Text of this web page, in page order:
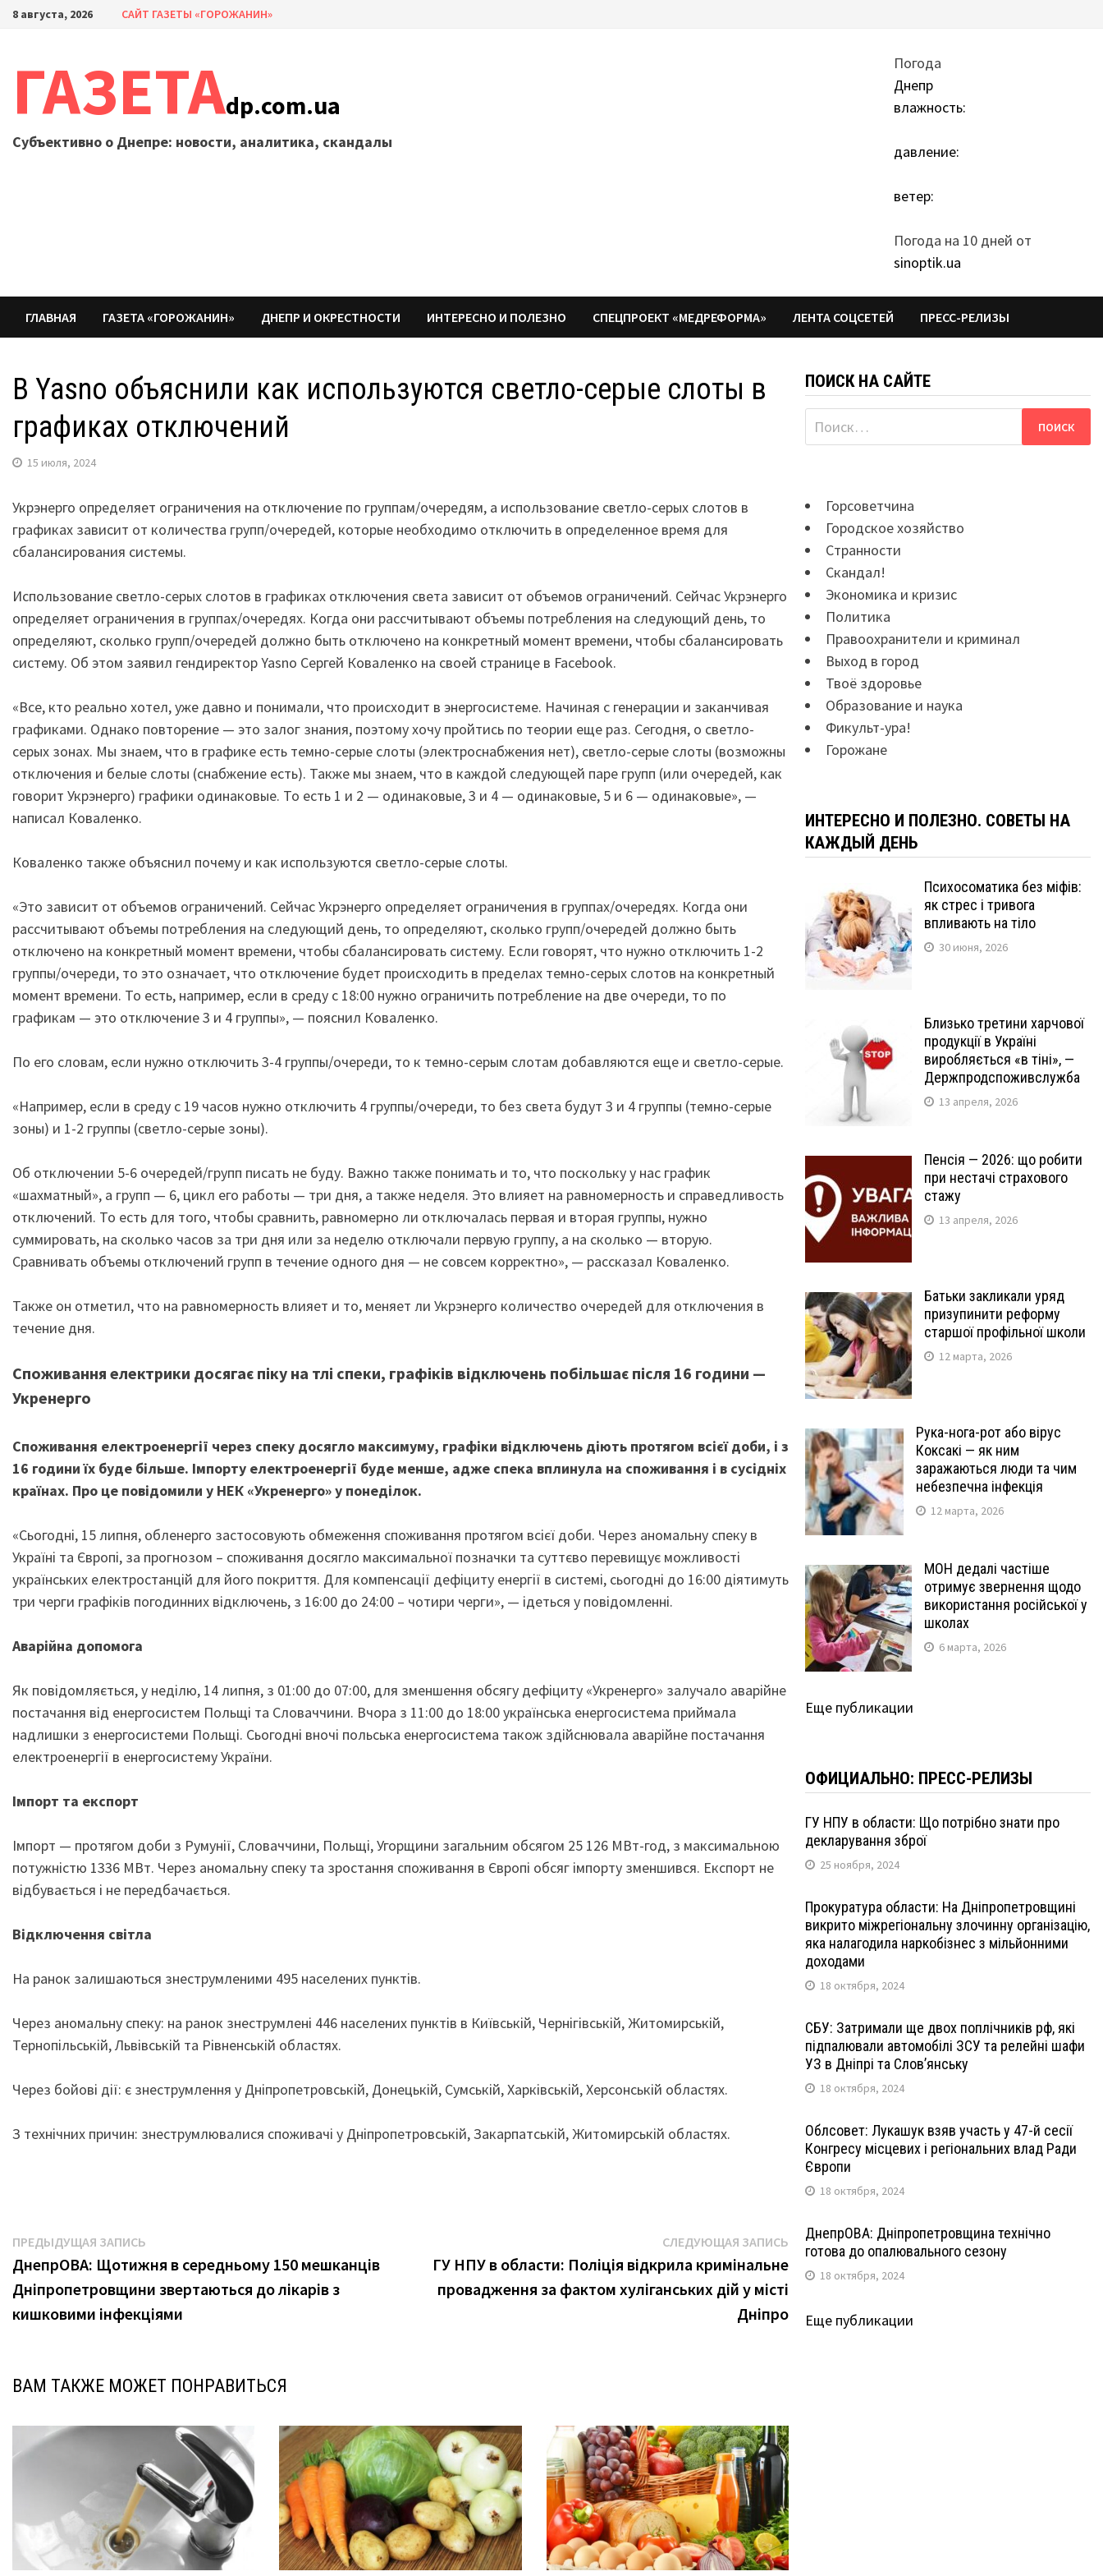
Перейти
8 августа, 2026 САЙТ ГАЗЕТЫ «ГОРОЖАНИН»
ГАЗЕТАdp.com.ua
Субъективно о Днепре: новости, аналитика, скандалы
Погода
Днепр
влажность:
давление:
ветер:
Погода на 10 дней от
sinoptik.ua
ГЛАВНАЯ ГАЗЕТА «ГОРОЖАНИН» ДНЕПР И ОКРЕСТНОСТИ ИНТЕРЕСНО И ПОЛЕЗНО СПЕЦПРОЕКТ «МЕДРЕФОРМА» ЛЕНТА СОЦСЕТЕЙ ПРЕСС-РЕЛИЗЫ
В Yasno объяснили как используются светло-серые слоты в
графиках отключений
15 июля, 2024
Укрэнерго определяет ограничения на отключение по группам/очередям, а использование светло-серых слотов в
графиках зависит от количества групп/очередей, которые необходимо отключить в определенное время для
сбалансирования системы.
Использование светло-серых слотов в графиках отключения света зависит от объемов ограничений. Сейчас Укрэнерго
определяет ограничения в группах/очередях. Когда они рассчитывают объемы потребления на следующий день, то
определяют, сколько групп/очередей должно быть отключено на конкретный момент времени, чтобы сбалансировать
систему. Об этом заявил гендиректор Yasno Сергей Коваленко на своей странице в Facebook.
«Все, кто реально хотел, уже давно и понимали, что происходит в энергосистеме. Начиная с генерации и заканчивая
графиками. Однако повторение — это залог знания, поэтому хочу пройтись по теории еще раз. Сегодня, о светло-
серых зонах. Мы знаем, что в графике есть темно-серые слоты (электроснабжения нет), светло-серые слоты (возможны
отключения и белые слоты (снабжение есть). Также мы знаем, что в каждой следующей паре групп (или очередей, как
говорит Укрэнерго) графики одинаковые. То есть 1 и 2 — одинаковые, 3 и 4 — одинаковые, 5 и 6 — одинаковые», —
написал Коваленко.
Коваленко также объяснил почему и как используются светло-серые слоты.
«Это зависит от объемов ограничений. Сейчас Укрэнерго определяет ограничения в группах/очередях. Когда они
рассчитывают объемы потребления на следующий день, то определяют, сколько групп/очередей должно быть
отключено на конкретный момент времени, чтобы сбалансировать систему. Если говорят, что нужно отключить 1-2
группы/очереди, то это означает, что отключение будет происходить в пределах темно-серых слотов на конкретный
момент времени. То есть, например, если в среду с 18:00 нужно ограничить потребление на две очереди, то по
графикам — это отключение 3 и 4 группы», — пояснил Коваленко.
По его словам, если нужно отключить 3-4 группы/очереди, то к темно-серым слотам добавляются еще и светло-серые.
«Например, если в среду с 19 часов нужно отключить 4 группы/очереди, то без света будут 3 и 4 группы (темно-серые
зоны) и 1-2 группы (светло-серые зоны).
Об отключении 5-6 очередей/групп писать не буду. Важно также понимать и то, что поскольку у нас график
«шахматный», а групп — 6, цикл его работы — три дня, а также неделя. Это влияет на равномерность и справедливость
отключений. То есть для того, чтобы сравнить, равномерно ли отключалась первая и вторая группы, нужно
суммировать, на сколько часов за три дня или за неделю отключали первую группу, а на сколько — вторую.
Сравнивать объемы отключений групп в течение одного дня — не совсем корректно», — рассказал Коваленко.
Также он отметил, что на равномерность влияет и то, меняет ли Укрэнерго количество очередей для отключения в
течение дня.
Споживання електрики досягає піку на тлі спеки, графіків відключень побільшає після 16 години —
Укренерго
Споживання електроенергії через спеку досягло максимуму, графіки відключень діють протягом всієї доби, і з
16 години їх буде більше. Імпорту електроенергії буде менше, адже спека вплинула на споживання і в сусідніх
країнах. Про це повідомили у НЕК «Укренерго» у понеділок.
«Сьогодні, 15 липня, обленерго застосовують обмеження споживання протягом всієї доби. Через аномальну спеку в
Україні та Європі, за прогнозом – споживання досягло максимальної позначки та суттєво перевищує можливості
українських електростанцій для його покриття. Для компенсації дефіциту енергії в системі, сьогодні до 16:00 діятимуть
три черги графіків погодинних відключень, з 16:00 до 24:00 – чотири черги», — ідеться у повідомленні.
Аварійна допомога
Як повідомляється, у неділю, 14 липня, з 01:00 до 07:00, для зменшення обсягу дефіциту «Укренерго» залучало аварійне
постачання від енергосистем Польщі та Словаччини. Вчора з 11:00 до 18:00 українська енергосистема приймала
надлишки з енергосистеми Польщі. Сьогодні вночі польська енергосистема також здійснювала аварійне постачання
електроенергії в енергосистему України.
Імпорт та експорт
Імпорт — протягом доби з Румунії, Словаччини, Польщі, Угорщини загальним обсягом 25 126 МВт-год, з максимальною
потужністю 1336 МВт. Через аномальну спеку та зростання споживання в Європі обсяг імпорту зменшився. Експорт не
відбувається і не передбачається.
Відключення світла
На ранок залишаються знеструмленими 495 населених пунктів.
Через аномальну спеку: на ранок знеструмлені 446 населених пунктів в Київській, Чернігівській, Житомирській,
Тернопільській, Львівській та Рівненській областях.
Через бойові дії: є знеструмлення у Дніпропетровській, Донецькій, Сумській, Харківській, Херсонській областях.
З технічних причин: знеструмлювалися споживачі у Дніпропетровській, Закарпатській, Житомирській областях.
Навигация
по
записям
ПРЕДЫДУЩАЯ ЗАПИСЬ
запись:
ДнепрОВА: Щотижня в середньому 150 мешканців
Дніпропетровщини звертаються до лікарів з
кишковими інфекціями
СЛЕДУЮЩАЯ ЗАПИСЬ Следующая
запись:
ГУ НПУ в области: Поліція відкрила кримінальне
провадження за фактом хуліганських дій у місті
Дніпро
ВАМ ТАКЖЕ МОЖЕТ ПОНРАВИТЬСЯ
ПОИСК НА САЙТЕ
Найти:
Горсоветчина
Городское хозяйство
Странности
Скандал!
Экономика и кризис
Политика
Правоохранители и криминал
Выход в город
Твоё здоровье
Образование и наука
Фикульт-ура!
Горожане
ИНТЕРЕСНО И ПОЛЕЗНО. СОВЕТЫ НА
КАЖДЫЙ ДЕНЬ
Психосоматика без міфів:
як стрес і тривога
впливають на тіло
30 июня, 2026
Близько третини харчової
продукції в Україні
виробляється «в тіні», —
Держпродспоживслужба
13 апреля, 2026
Пенсія — 2026: що робити
при нестачі страхового
стажу
13 апреля, 2026
Батьки закликали уряд
призупинити реформу
старшої профільної школи
12 марта, 2026
Рука-нога-рот або вірус
Коксакі — як ним
заражаються люди та чим
небезпечна інфекція
12 марта, 2026
МОН дедалі частіше
отримує звернення щодо
використання російської у
школах
6 марта, 2026
Еще публикации
ОФИЦИАЛЬНО: ПРЕСС-РЕЛИЗЫ
ГУ НПУ в области: Що потрібно знати про
декларування зброї
25 ноября, 2024
Прокуратура области: На Дніпропетровщині
викрито міжрегіональну злочинну організацію,
яка налагодила наркобізнес з мільйонними
доходами
18 октября, 2024
СБУ: Затримали ще двох поплічників рф, які
підпалювали автомобілі ЗСУ та релейні шафи
УЗ в Дніпрі та Слов’янську
18 октября, 2024
Облсовет: Лукашук взяв участь у 47-й сесії
Конгресу місцевих і регіональних влад Ради
Європи
18 октября, 2024
ДнепрОВА: Дніпропетровщина технічно
готова до опалювального сезону
18 октября, 2024
Еще публикации